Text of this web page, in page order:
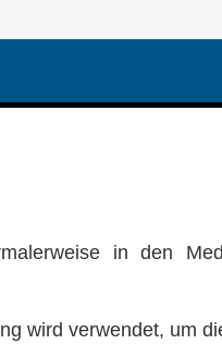
in den
wird verwendet, um